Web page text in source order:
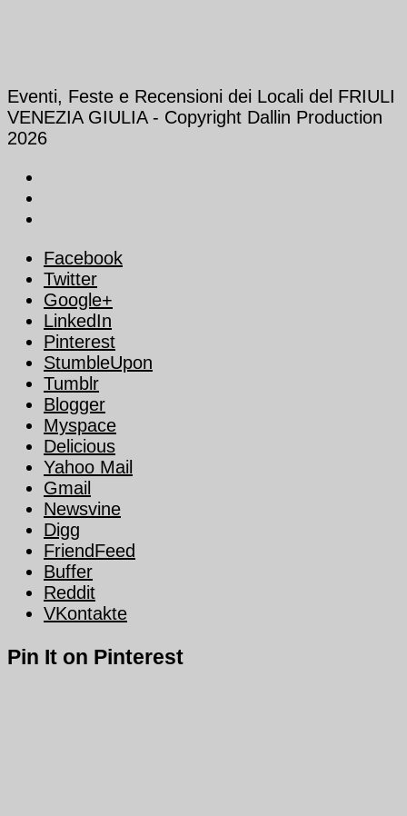
Eventi, Feste e Recensioni dei Locali del FRIULI
VENEZIA GIULIA - Copyright Dallin Production
2026
Facebook
Twitter
Google+
LinkedIn
Pinterest
StumbleUpon
Tumblr
Blogger
Myspace
Delicious
Yahoo Mail
Gmail
Newsvine
Digg
FriendFeed
Buffer
Reddit
VKontakte
Pin It on Pinterest